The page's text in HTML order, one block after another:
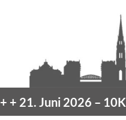
21. Juni 2026 –10K